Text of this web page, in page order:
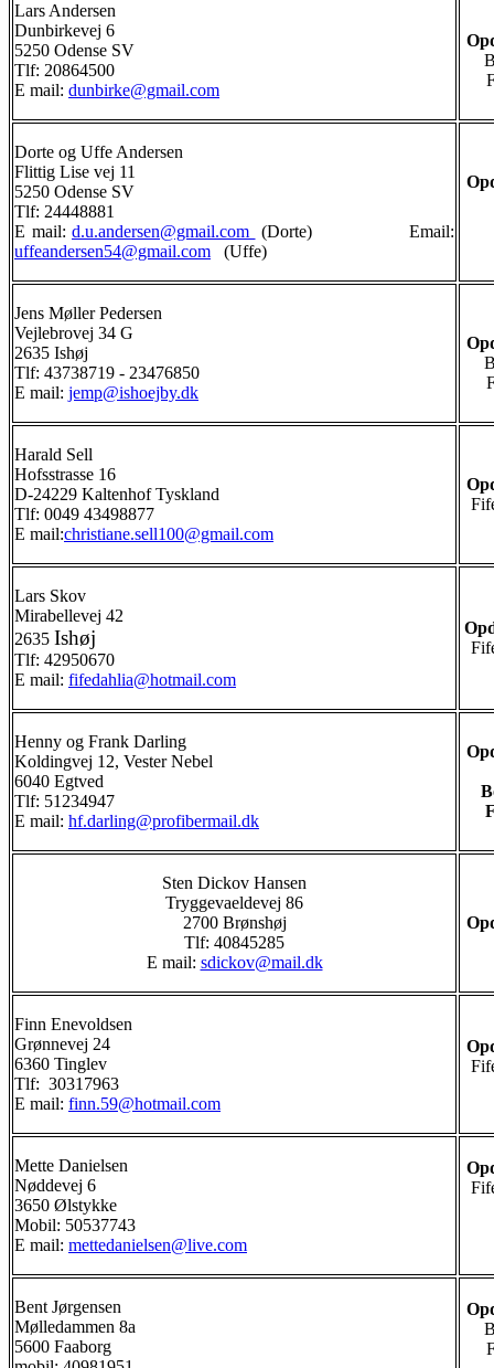
Lars Andersen
Dunbirkevej 6
5250 Odense SV
Tlf: 20864500
E mail: dunbirke@gmail.com
Dorte og Uffe Andersen
Flittig Lise vej 11
5250 Odense SV
Tlf: 24448881
E mail: d.u.andersen@gmail.com
(Dorte) Email:
uffeandersen54@gmail.com (Uffe)
Jens Møller Pedersen
Vejlebrovej 34 G
2635 Ishøj
Tlf: 43738719 - 23476850
E mail: jemp@ishoejby.dk
Harald Sell
Hofsstrasse 16
D-24229 Kaltenhof Tyskland
Tlf: 0049 43498877
E mail:christiane.sell100@gmail.com
Lars Skov
Mirabellevej 42
2635 Ishøj
Tlf: 42950670
E mail: fifedahlia@hotmail.com
Henny og Frank Darling
Koldingvej 12, Vester Nebel
6040 Egtved
Tlf: 51234947
E mail: hf.darling@profibermail.dk
Sten Dickov Hansen
Tryggevaeldevej 86
2700 Brønshøj
Tlf: 40845285
E mail: sdickov@mail.dk
Finn Enevoldsen
Grønnevej 24
6360 Tinglev
Tlf: 30317963
E mail: finn.59@hotmail.com
Mette Danielsen
Nøddevej 6
3650 Ølstykke
Mobil: 50537743
E mail: mettedanielsen@live.com
Bent Jørgensen
Mølledammen 8a
5600 Faaborg